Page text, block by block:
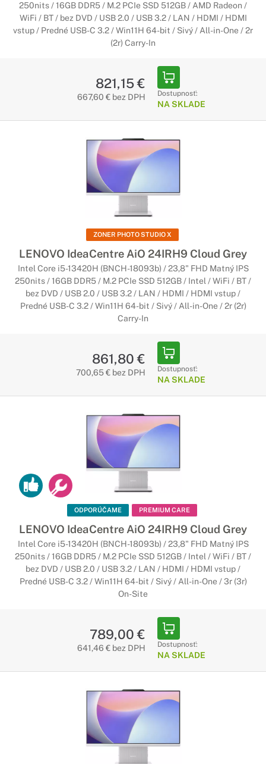
250nits / 16GB DDR5 / M.2 PCIe SSD 512GB / AMD Radeon /
WiFi / BT / bez DVD / USB 2.0 / USB 3.2 / LAN / HDMI / HDMI
vstup / Predné USB-C 3.2 / Win11H 64-bit / Sivý / All-in-One / 2r
(2r) Carry-In
821,15 €
667,60 € bez DPH Dostupnosť:
NA SKLADE
ZONER PHOTO STUDIO X
LENOVO IdeaCentre AiO 24IRH9 Cloud Grey
Intel Core i5-13420H (BNCH-18093b) / 23,8" FHD Matný IPS
250nits / 16GB DDR5 / M.2 PCIe SSD 512GB / Intel / WiFi / BT /
bez DVD / USB 2.0 / USB 3.2 / LAN / HDMI / HDMI vstup /
Predné USB-C 3.2 / Win11H 64-bit / Sivý / All-in-One / 2r (2r)
Carry-In
861,80 €
700,65 € bez DPH Dostupnosť:
NA SKLADE
ODPORÚČAME PREMIUM CARE
LENOVO IdeaCentre AiO 24IRH9 Cloud Grey
Intel Core i5-13420H (BNCH-18093b) / 23,8" FHD Matný IPS
250nits / 16GB DDR5 / M.2 PCIe SSD 512GB / Intel / WiFi / BT /
bez DVD / USB 2.0 / USB 3.2 / LAN / HDMI / HDMI vstup /
Predné USB-C 3.2 / Win11H 64-bit / Sivý / All-in-One / 3r (3r)
On-Site
789,00 €
641,46 € bez DPH Dostupnosť:
NA SKLADE